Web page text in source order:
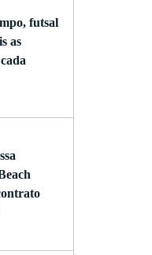
futsal
as